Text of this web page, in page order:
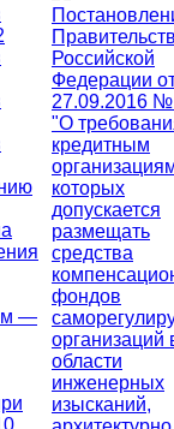
—
Российской
Федерации
27.09.2016
"О
кредитным
которых
допускается
размещать
средства
фондов
организаций
области
инженерных
изысканий,